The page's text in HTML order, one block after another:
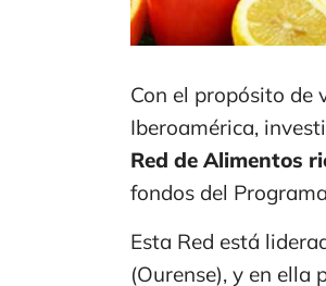
Con el propósito de
Iberoamérica,
Red de Alimentos
fondos del
Esta Red está
(Ourense), y en ella